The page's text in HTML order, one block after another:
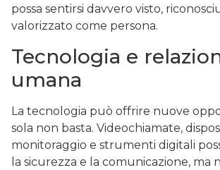
possa sentirsi davvero visto,
valorizzato come persona.
Tecnologia e
umana
La tecnologia può offrire nuove
sola non basta. Videochiamate,
monitoraggio e strumenti digitali
la sicurezza e la comunicazione, ma